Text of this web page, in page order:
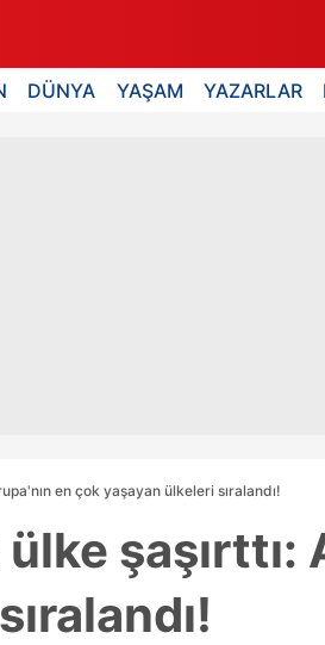
DÜNYA YAŞAM YAZARLAR
en çok yaşayan ülkeleri sıralandı!
şaşırttı: